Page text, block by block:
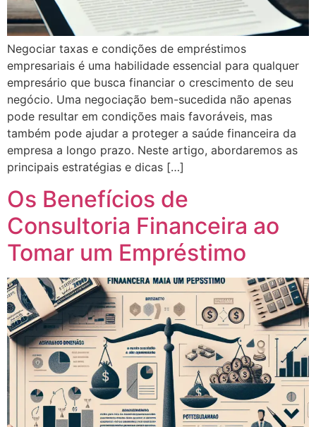
Negociar taxas e condições de empréstimos
empresariais é uma habilidade essencial para qualquer
empresário que busca financiar o crescimento de seu
negócio. Uma negociação bem-sucedida não apenas
pode resultar em condições mais favoráveis, mas
também pode ajudar a proteger a saúde financeira da
empresa a longo prazo. Neste artigo, abordaremos as
principais estratégias e dicas […]
Os Benefícios de
Consultoria Financeira ao
Tomar um Empréstimo